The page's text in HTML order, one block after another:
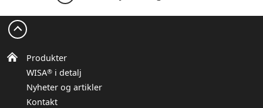
Produkter
WISA® i detalj
Nyheter og artikler
Kontakt